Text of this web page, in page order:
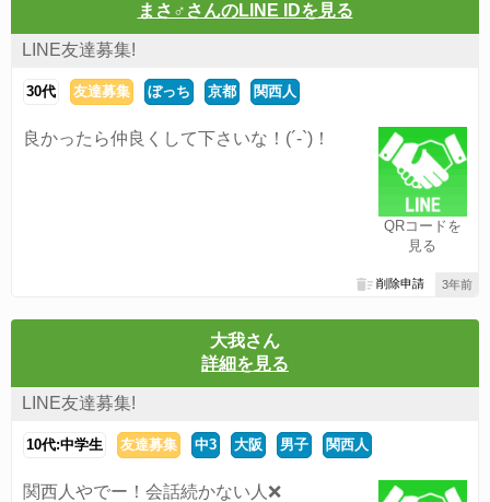
まさ♂さんのLINE IDを見る
LINE友達募集!
30代 友達募集 ぼっち 京都 関西人
QRコードを
見る
良かったら仲良くして下さいな！(´-`)！
3年前
削除申請
大我さん
詳細を見る
LINE友達募集!
10代:中学生 友達募集 中3 大阪 男子 関西人
関西人やでー！会話続かない人❌